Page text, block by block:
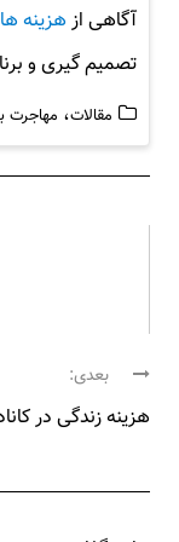
آگاهی از هزینه
تصمیم گیری و
مقالات، مهاجرت
ب
ر
ن
بعدی:
پ
ب
هزینه زندگی در